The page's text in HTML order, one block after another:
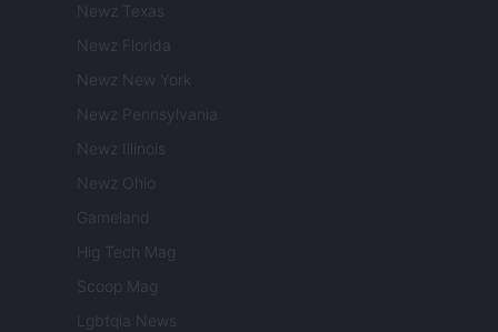
Newz Texas
Newz Florida
Newz New York
Newz Pennsylvania
Newz Illinois
Newz Ohio
Gameland
Hig Tech Mag
Scoop Mag
Lgbtqia News